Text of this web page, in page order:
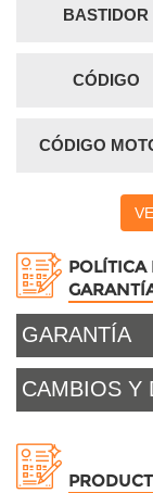
BASTIDOR
CÓDIGO
CÓDIGO
POLÍTICA
GARANTÍA
CAMBIOS Y